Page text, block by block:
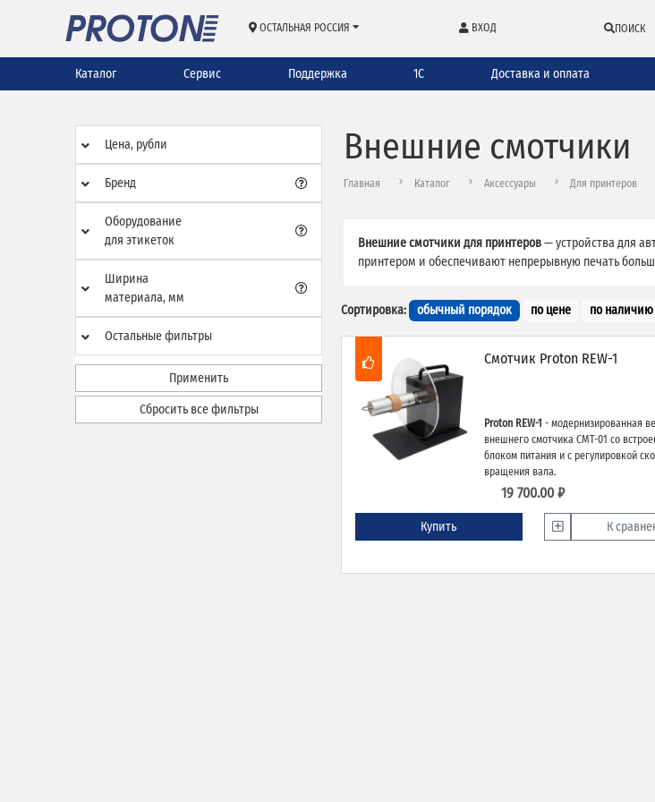
ОСТАЛЬНАЯ РОССИЯ ВХОД ПОИСК
Каталог Сервис Поддержка 1С Доставка и оплата
Цена, рубли
Бренд
Оборудование
для этикеток
Ширина
материала, мм
Остальные фильтры
Применить
Сбросить все фильтры
Внешние смотчики
Главная Каталог Аксессуары Для принтеров
Внешние смотчики для принтеров— устройства для
принтером и обеспечивают непрерывную печать
Сортировка: обычный порядок по цене по наличию
Смотчик Proton REW-1
Proton REW-1 - модернизированная
внешнего смотчика СМТ-01 со
блоком питания и с регулировкой
вращения вала.
19 700.00 ₽
Купить К